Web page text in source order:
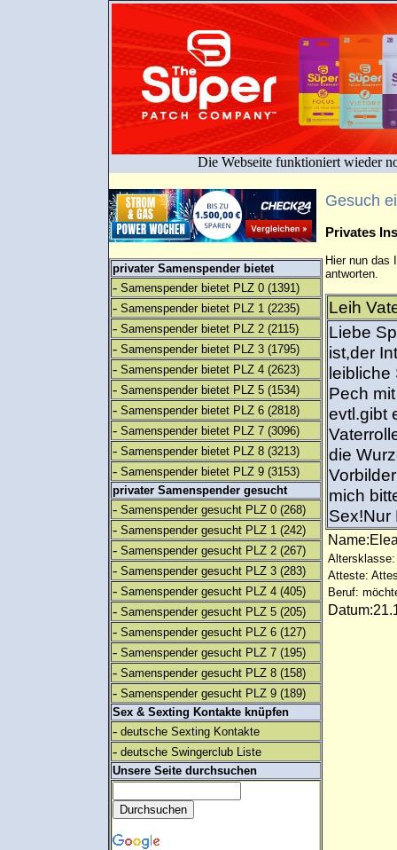
Die Webseite funktioniert wieder
privater Samenspender bietet
- Samenspender bietet PLZ 0 (1391)
- Samenspender bietet PLZ 1 (2235)
- Samenspender bietet PLZ 2 (2115)
- Samenspender bietet PLZ 3 (1795)
- Samenspender bietet PLZ 4 (2623)
- Samenspender bietet PLZ 5 (1534)
- Samenspender bietet PLZ 6 (2818)
- Samenspender bietet PLZ 7 (3096)
- Samenspender bietet PLZ 8 (3213)
- Samenspender bietet PLZ 9 (3153)
privater Samenspender gesucht
- Samenspender gesucht PLZ 0 (268)
- Samenspender gesucht PLZ 1 (242)
- Samenspender gesucht PLZ 2 (267)
- Samenspender gesucht PLZ 3 (283)
- Samenspender gesucht PLZ 4 (405)
- Samenspender gesucht PLZ 5 (205)
- Samenspender gesucht PLZ 6 (127)
- Samenspender gesucht PLZ 7 (195)
- Samenspender gesucht PLZ 8 (158)
- Samenspender gesucht PLZ 9 (189)
Sex & Sexting Kontakte knüpfen
- deutsche Sexting Kontakte
- deutsche Swingerclub Liste
Unsere Seite durchsuchen
Gesuch
Privates
Hier nun das
antworten.
Leih
Liebe
ist,der
leibliche
Pech
evtl.gibt
die
mich
Sex!Nur
Altersklasse:
Atteste:
Beruf: